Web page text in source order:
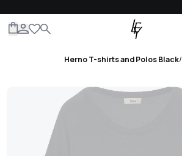
إغلاق
/
Herno T-shirts and Polos Black